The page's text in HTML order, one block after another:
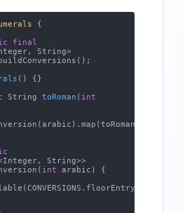
{
final
String>
buildConversions();
()
{}
String toRoman ( int
String>>
int arabic) {